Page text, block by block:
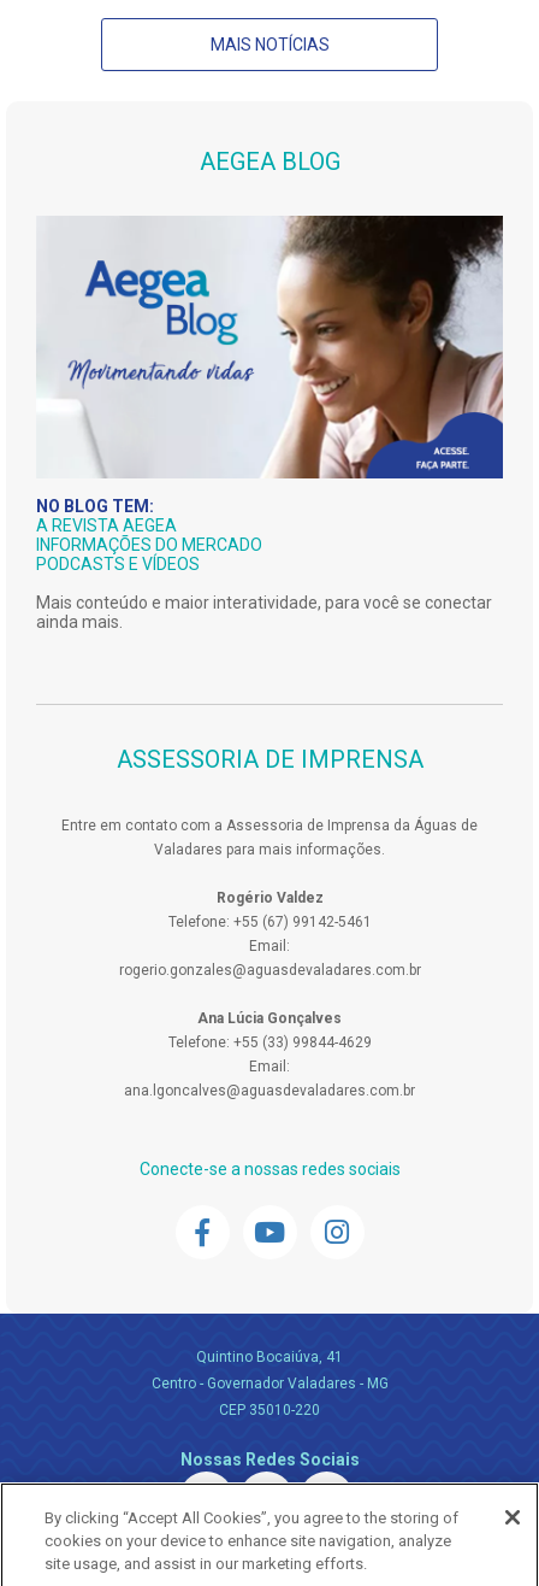
MAIS NOTÍCIAS
AEGEA BLOG
NO BLOG TEM:
A REVISTA AEGEA
INFORMAÇÕES DO MERCADO
PODCASTS E VÍDEOS
Mais conteúdo e maior interatividade, para você se conectar
ainda mais.
ASSESSORIA DE IMPRENSA
Entre em contato com a Assessoria de Imprensa da Águas de
Valadares para mais informações.
Rogério Valdez
Telefone: +55 (67) 99142-5461
Email:
rogerio.gonzales@aguasdevaladares.com.br
Ana Lúcia Gonçalves
Telefone: +55 (33) 99844-4629
Email:
ana.lgoncalves@aguasdevaladares.com.br
Conecte-se a nossas redes sociais
Quintino Bocaiúva, 41
Centro - Governador Valadares - MG
CEP 35010-220
Nossas Redes Sociais
By clicking “Accept All Cookies”, you agree to the storing of
cookies on your device to enhance site navigation, analyze
site usage, and assist in our marketing efforts.